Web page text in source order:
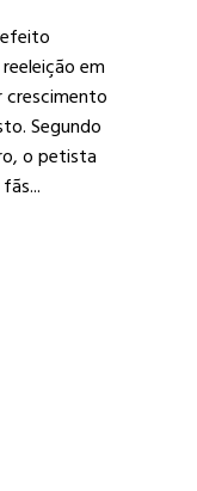
em
crescimento
Segundo
o petista